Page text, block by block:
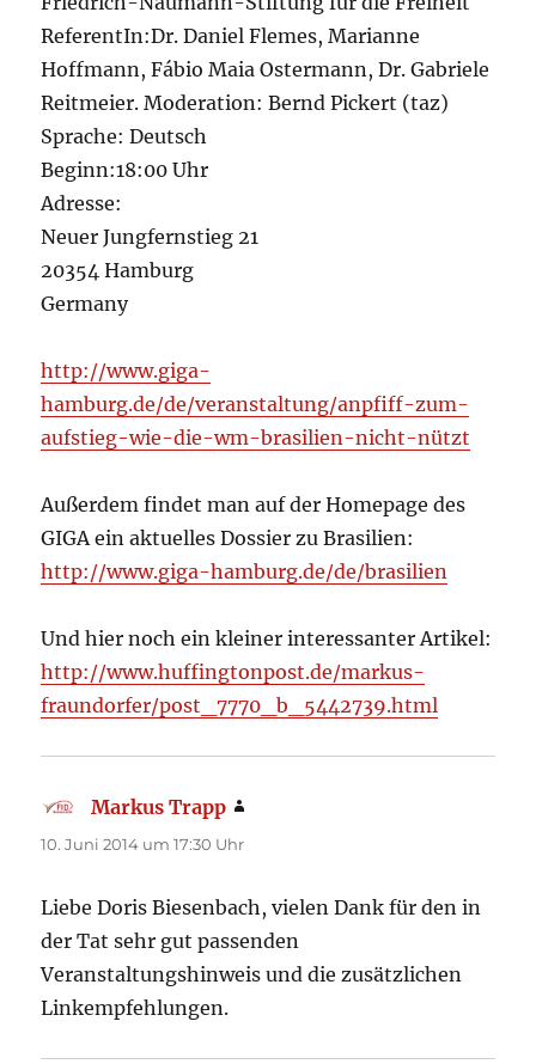
ReferentIn:Dr. Daniel Flemes, Marianne
Hoffmann, Fábio Maia Ostermann, Dr. Gabriele
Reitmeier. Moderation: Bernd Pickert (taz)
Sprache: Deutsch
Beginn:18:00 Uhr
Adresse:
Neuer Jungfernstieg 21
20354 Hamburg
Germany
http://www.giga-
hamburg.de/de/veranstaltung/anpfiff-zum-
aufstieg-wie-die-wm-brasilien-nicht-nützt
Außerdem findet man auf der Homepage des
GIGA ein aktuelles Dossier zu Brasilien:
http://www.giga-hamburg.de/de/brasilien
Und hier noch ein kleiner interessanter Artikel:
http://www.huffingtonpost.de/markus-
fraundorfer/post_7770_b_5442739.html
Markus Trapp
10. Juni 2014 um 17:30 Uhr
Liebe Doris Biesenbach, vielen Dank für den in
der Tat sehr gut passenden
Veranstaltungshinweis und die zusätzlichen
Linkempfehlungen.